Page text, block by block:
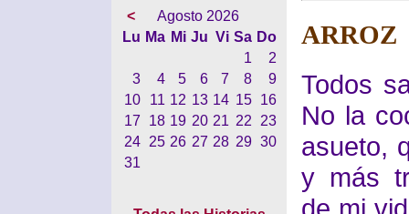
<
Agosto 2026
Lu Ma Mi Ju Vi Sa Do
1
2
3
4 5 6 7 8
9
10
11 12 13 14 15
16
17
18 19 20 21 22
23
24
25 26 27 28 29 30
31
ARROZ
Todos
No la
asueto,
y más